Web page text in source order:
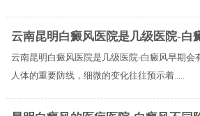
云南昆明白癜风医院是几级医院-白
云南昆明白癜风医院是几级医院-白癜风早期会
人体的重要防线，细微的变化往往预示着.....